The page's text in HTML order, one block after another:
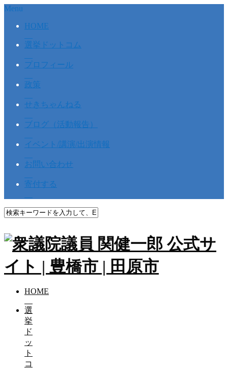
Menu
HOME
選挙ドットコム
プロフィール
政策
せきちゃんねる
ブログ（活動報告）
イベント/講演/出演情報
お問い合わせ
寄付する
HOME
選
挙
ド
ッ
ト
コ